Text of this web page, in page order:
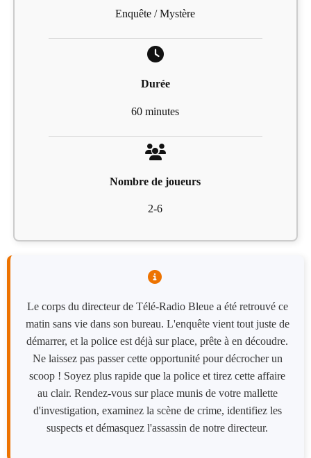
Enquête / Mystère
Durée
60 minutes
Nombre de joueurs
2-6
Le corps du directeur de Télé-Radio Bleue a été retrouvé ce
matin sans vie dans son bureau. L'enquête vient tout juste de
démarrer, et la police est déjà sur place, prête à en découdre.
Ne laissez pas passer cette opportunité pour décrocher un
scoop ! Soyez plus rapide que la police et tirez cette affaire
au clair. Rendez-vous sur place munis de votre mallette
d'investigation, examinez la scène de crime, identifiez les
suspects et démasquez l'assassin de notre directeur.